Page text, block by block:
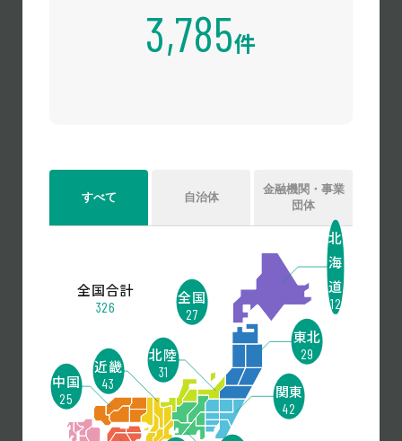
3,785件
すべて 自治体
金融機関・事業
団体
全国合計
326
全国
27
北
海
道
12
東北
29
北陸
31
関東
42
近畿
43
中国
25